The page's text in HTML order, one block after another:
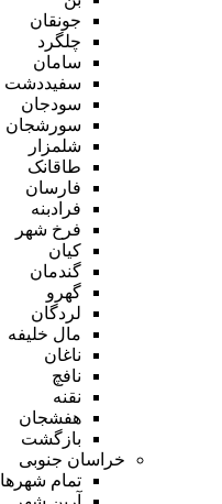
جونقان
چلگرد
سامان
سفیددشت
سودجان
سورشجان
شلمزار
طاقانک
فارسان
فرادبنه
فرخ شهر
کیان
گندمان
گهرو
لردگان
مال خلیفه
ناغان
نافچ
نقنه
هفشجان
بازگشت
خراسان جنوبی
تمام شهر‌ها